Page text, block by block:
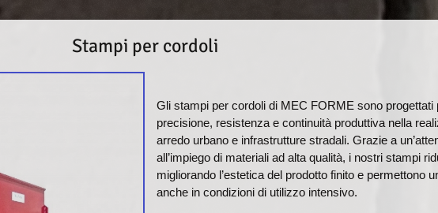
Stampi per cordoli
Gli stampi per cordoli di MEC FORME sono
precisione, resistenza e continuità produttiva nella
arredo urbano e infrastrutture stradali. Grazie a
all’impiego di materiali ad alta qualità, i nostri stampi
migliorando l’estetica del prodotto finito e permettono
anche in condizioni di utilizzo intensivo.